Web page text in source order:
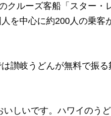
クルーズ客船「スター・
を中心に約200人の乗客
讃岐うどんが無料で振る
いしいです。ハワイのう